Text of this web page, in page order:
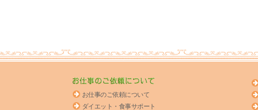
お仕事のご依頼について
ダイエット・食事サポート